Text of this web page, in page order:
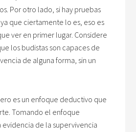
Por otro lado, si hay pruebas
que ciertamente lo es, eso es
ver en primer lugar. Considere
los budistas son capaces de
de alguna forma, sin un
es un enfoque deductivo que
Tomando el enfoque
de la supervivencia